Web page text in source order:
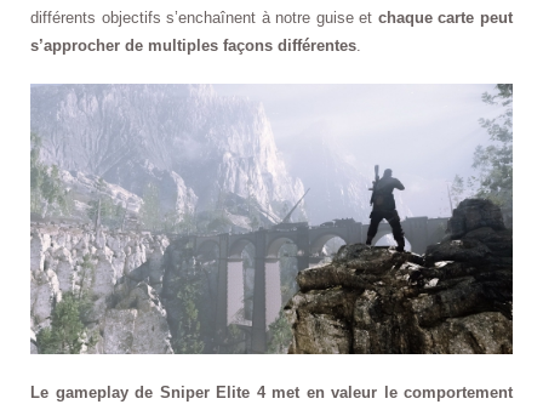
différents objectifs s’enchaînent à notre guise et chaque carte peut
s’approcher de multiples façons différentes
Le gameplay de Sniper Elite 4 met en valeur le comportement